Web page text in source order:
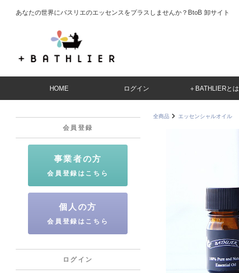
あなたの世界にバスリエのエッセンスをプラスしませんか？BtoB 卸サイト
HOME ログイン ＋BATHLIERとは
全商品 エッセンシャルオイル
会員登録
事業者の方
会員登録はこちら
個人の方
会員登録はこちら
ログイン